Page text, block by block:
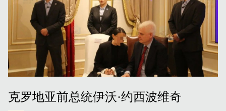
克罗地亚前总统伊沃·约西波维奇